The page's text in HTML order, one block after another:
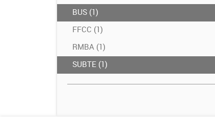
BUS (1)
FFCC (1)
RMBA (1)
SUBTE (1)